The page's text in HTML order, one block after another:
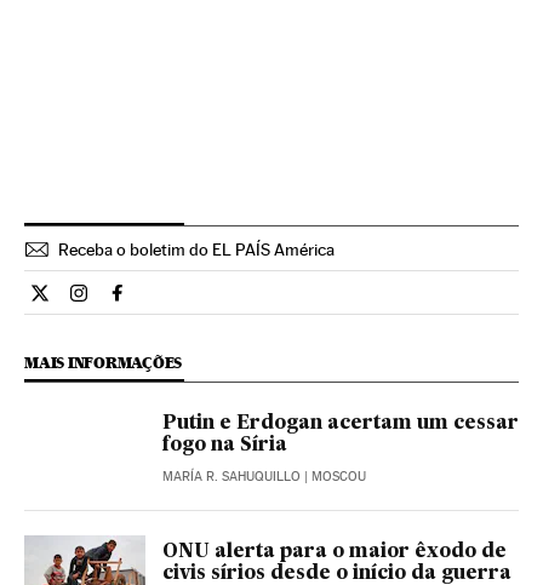
Receba o boletim do EL PAÍS América
Cultura El País Brasil en Twitter
Cultura El País Brasil en Instagram
Cultura El País Brasil en Facebook
MAIS INFORMAÇÕES
Putin e Erdogan acertam um cessar
fogo na Síria
MARÍA R. SAHUQUILLO | MOSCOU
ONU alerta para o maior êxodo de
civis sírios desde o início da guerra